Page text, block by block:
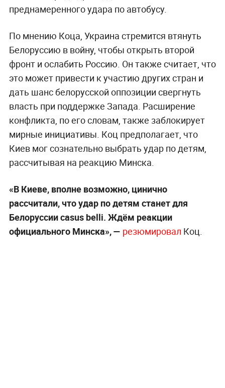
преднамеренного удара по автобусу.
По мнению Коца, Украина стремится втянуть
Белоруссию в войну, чтобы открыть второй
фронт и ослабить Россию. Он также считает, что
это может привести к участию других стран и
дать шанс белорусской оппозиции свергнуть
власть при поддержке Запада. Расширение
конфликта, по его словам, также заблокирует
мирные инициативы. Коц предполагает, что
Киев мог сознательно выбрать удар по детям,
рассчитывая на реакцию Минска.
«В Киеве, вполне возможно, цинично
рассчитали, что удар по детям станет для
Белоруссии casus belli. Ждём реакции
официального Минска», — резюмировал Коц.